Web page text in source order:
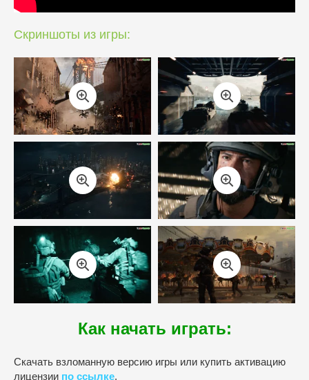
Скриншоты из игры:
Как начать играть:
Скачать взломанную версию игры или купить активацию
лицензии по ссылке.